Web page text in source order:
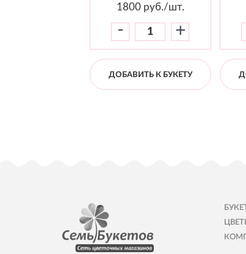
1800руб./шт.
- +
ДОБАВИТЬ К БУКЕТУ